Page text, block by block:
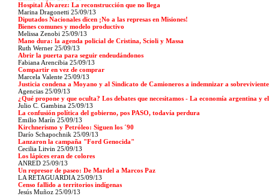
Hospital Álvarez: La reconstrucción que no llega
Marina Dragonetti 25/09/13
Diputados Nacionales dicen ¡No a las represas en Misiones!
Bienes comunes y modelo productivo
Melissa Zenobi 25/09/13
Mano dura: la agenda policial de Cristina, Scioli y Massa
Ruth Werner 25/09/13
Abrir la puerta para seguir endeudándonos
Fabiana Arencibia 25/09/13
Compartir en vez de comprar
Marcela Valente 25/09/13
Justicia condena a Moyano y al Sindicato de Camioneros a indemnizar a
Agencias 25/09/13
¿Qué propone y que oculta? Los debates que necesitamos - La economía argentina y
Julio C. Gambina 25/09/13
La confusión política del gobierno, pos PASO, todavía perdura
Emilio Marín 25/09/13
Kirchnerismo y Petróleo: Siguen los ´90
Darío Schapochnik 25/09/13
Lanzaron la campaña "Ford Genocida"
Cecilia Litvin 25/09/13
Los lápices eran de colores
ANRED 25/09/13
Un represor de paseo: De Mardel a Marcos Paz
LA RETAGUARDIA 25/09/13
Censo fallido a territorios indígenas
Jesús Muñoz 25/09/13